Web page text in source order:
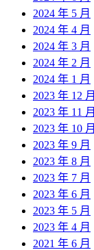
2024 年 5 月
2024 年 4 月
2024 年 3 月
2024 年 2 月
2024 年 1 月
2023 年 12 月
2023 年 11 月
2023 年 10 月
2023 年 9 月
2023 年 8 月
2023 年 7 月
2023 年 6 月
2023 年 5 月
2023 年 4 月
2021 年 6 月